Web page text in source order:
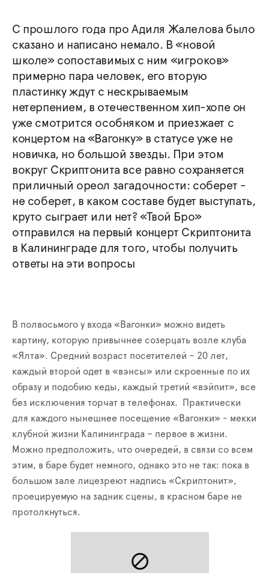
С прошлого года про Адиля Жалелова было
сказано и написано немало. В «новой
школе» сопоставимых с ним «игроков»
примерно пара человек, его вторую
пластинку ждут с нескрываемым
нетерпением, в отечественном хип-хопе он
уже смотрится особняком и приезжает с
концертом на «Вагонку» в статусе уже не
новичка, но большой звезды. При этом
вокруг Скриптонита все равно сохраняется
приличный ореол загадочности: соберет -
не соберет, в каком составе будет выступать,
круто сыграет или нет? «Твой Бро»
отправился на первый концерт Скриптонита
в Калининграде для того, чтобы получить
ответы на эти вопросы
В полвосьмого у входа «Вагонки» можно видеть
картину, которую привычнее созерцать возле клуба
«Ялта». Средний возраст посетителей – 20 лет,
каждый второй одет в «вэнсы» или скроенные по их
образу и подобию кеды, каждый третий «вэйпит», все
без исключения торчат в телефонах. Практически
для каждого нынешнее посещение «Вагонки» - мекки
клубной жизни Калининграда – первое в жизни.
Можно предположить, что очередей, в связи со всем
этим, в баре будет немного, однако это не так: пока в
большом зале лицезреют надпись «Скриптонит»,
проецируемую на задник сцены, в красном баре не
протолкнуться.